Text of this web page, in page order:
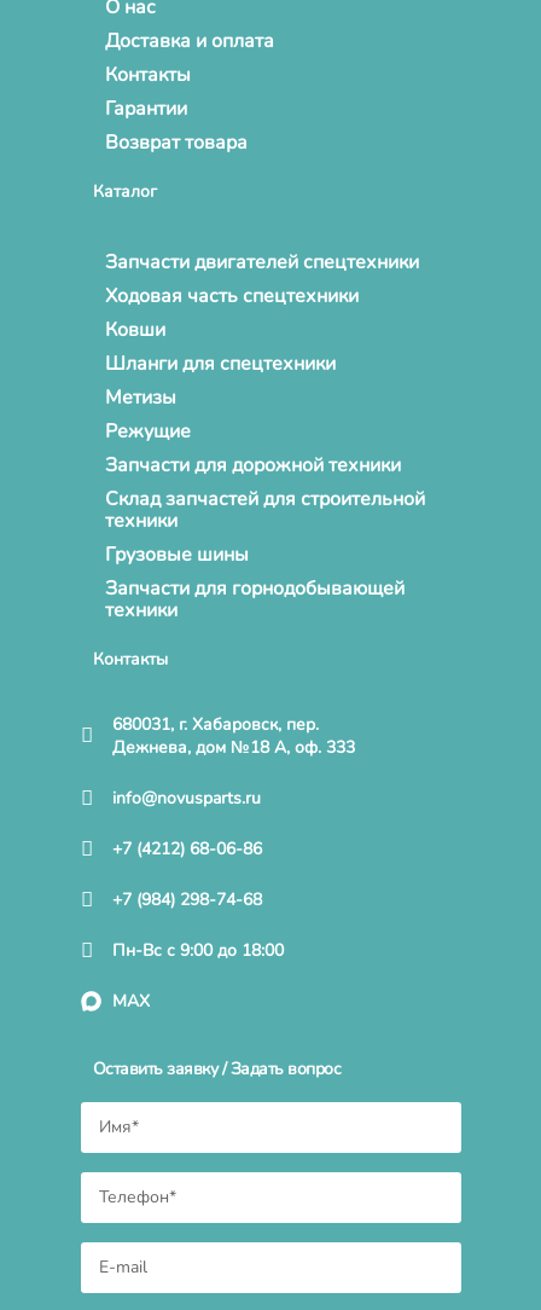
О нас
Доставка и оплата
Контакты
Гарантии
Возврат товара
Каталог
Запчасти двигателей спецтехники
Ходовая часть спецтехники
Ковши
Шланги для спецтехники
Метизы
Режущие
Запчасти для дорожной техники
Склад запчастей для строительной
техники
Грузовые шины
Запчасти для горнодобывающей
техники
Контакты
680031, г. Хабаровск, пер.
Дежнева, дом №18 А, оф. 333
info@novusparts.ru
+7 (4212) 68-06-86
+7 (984) 298-74-68
Пн-Вс с 9:00 до 18:00
MAX
Оставить заявку / Задать вопрос